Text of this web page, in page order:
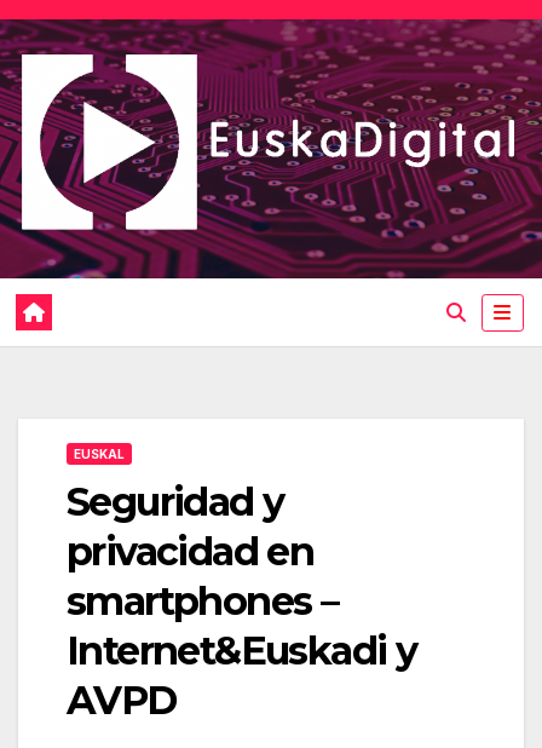
Saltar
al
contenido
EUSKAL
Seguridad y
privacidad en
smartphones –
Internet&Euskadi y
AVPD